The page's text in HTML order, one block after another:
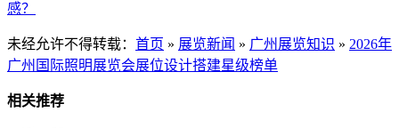
感？
未经允许不得转载： 首页 » 展览新闻 » 广州展览知识 » 2026年
广州国际照明展览会展位设计搭建星级榜单
相关推荐